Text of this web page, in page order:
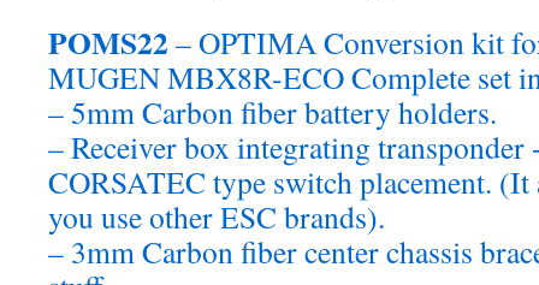
POMS22 – OPTIMA Conversion kit
MUGEN MBX8R-ECO Complete set
– 5mm Carbon fiber battery holders.
– Receiver box integrating
CORSATEC type switch placement.
you use other ESC brands).
– 3mm Carbon fiber center chassis